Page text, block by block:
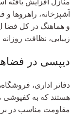
منازل افزایش یافته
آشپزخانه، راهروها
و هماهنگ در کل فضا
زیبایی، نظافت
دیپسی در
دفاتر اداری،
هستند که به کفپوشی
مقاومت مناسب در